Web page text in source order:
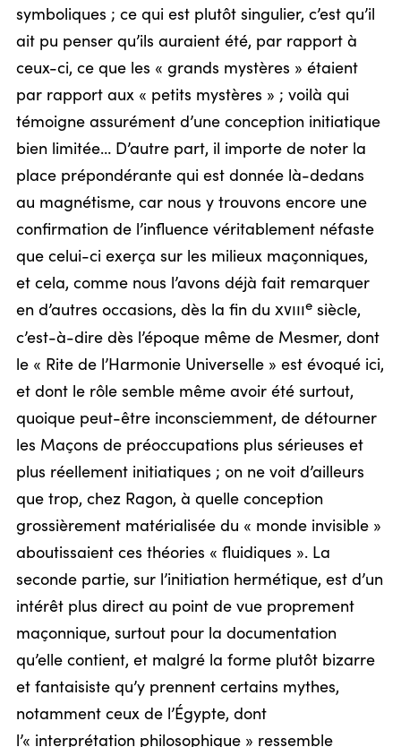
symboliques ; ce qui est plutôt singulier, c’est qu’il
ait pu penser qu’ils auraient été, par rapport à
ceux-ci, ce que les « grands mystères » étaient
par rapport aux « petits mystères » ; voilà qui
témoigne assurément d’une conception initiatique
bien limitée… D’autre part, il importe de noter la
place prépondérante qui est donnée là-dedans
au magnétisme, car nous y trouvons encore une
confirmation de l’influence véritablement néfaste
que celui-ci exerça sur les milieux maçonniques,
et cela, comme nous l’avons déjà fait remarquer
en d’autres occasions, dès la fin du xviiie siècle,
c’est-à-dire dès l’époque même de Mesmer, dont
le « Rite de l’Harmonie Universelle » est évoqué ici,
et dont le rôle semble même avoir été surtout,
quoique peut-être inconsciemment, de détourner
les Maçons de préoccupations plus sérieuses et
plus réellement initiatiques ; on ne voit d’ailleurs
que trop, chez Ragon, à quelle conception
grossièrement matérialisée du « monde invisible »
aboutissaient ces théories « fluidiques ». La
seconde partie, sur l’initiation hermétique, est d’un
intérêt plus direct au point de vue proprement
maçonnique, surtout pour la documentation
qu’elle contient, et malgré la forme plutôt bizarre
et fantaisiste qu’y prennent certains mythes,
notamment ceux de l’Égypte, dont
l’« interprétation philosophique » ressemble